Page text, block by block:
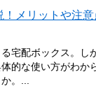
メリットや注意
宅配ボックス。し
的な使い方がわか
。...